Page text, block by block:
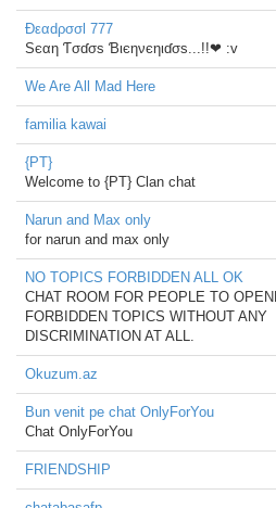
Ðεαdρσσl 777
Sєαη Ƭσɗσѕ Ɓιєηνєηιɗσѕ...!!❤ :v
We Are All Mad Here
familia kawai
{PT}
Welcome to {PT} Clan chat
Narun and Max only
for narun and max only
NO TOPICS FORBIDDEN ALL OK
CHAT ROOM FOR PEOPLE TO
FORBIDDEN TOPICS WITHOUT ANY
DISCRIMINATION AT ALL.
Okuzum.az
Bun venit pe chat OnlyForYou
Chat OnlyForYou
FRIENDSHIP